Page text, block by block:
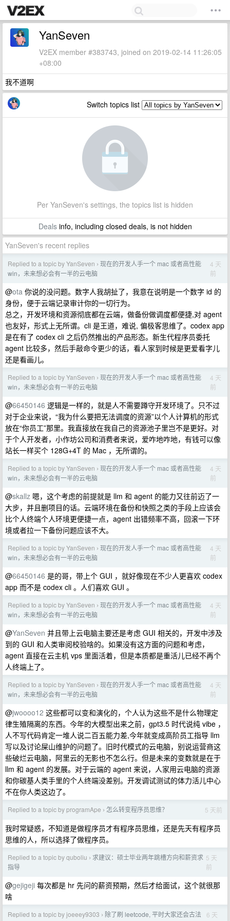
YanSeven
V2EX member #383743, joined on 2019-02-14 11:26:05
+08:00
我不道啊
Switch topics list
Per YanSeven's settings, the topics list is hidden
Dealsinfo, including closed deals, is not hidden
YanSeven's recent replies
Replied to a topic by YanSeven › 现在的开发人手一个 mac 或者高性能
win，未来想必会有一半的云电脑
4 天
前
@ota 你说的没问题。数字人我胡扯了，我意在说明是一个数字 id 的
身份，便于云端记录审计你的一切行为。
总之，开发环境和资源彻底都在云端，做备份做调度都便捷,对 agent
也友好，形式上无所谓。cli 是王道，难说, 偏极客思维了。codex app
是在有了 codex cli 之后仍然推出的产品形态。新生代程序员委托
agent 比较多，然后手敲命令更少的话，看人家到时候是更爱看字儿
还是看画儿。
Replied to a topic by YanSeven › 现在的开发人手一个 mac 或者高性能
win，未来想必会有一半的云电脑
4 天
前
@66450146 逻辑是一样的，就是人不需要蹲守开发环境了。只不过
对于企业来说，“我为什么要把无法调度的资源”以个人计算机的形式
放在“你员工”那里。我直接放在我自己的资源池子里岂不是更好。对
于个人开发者，小作坊公司和消费者来说，爱咋地咋地，有钱可以像
站长一样买个 128G+4T 的 Mac ，无所谓的。
Replied to a topic by YanSeven › 现在的开发人手一个 mac 或者高性能
win，未来想必会有一半的云电脑
4 天
前
@skallz 嗯，这个考虑的前提就是 llm 和 agent 的能力又往前迈了一
大步，并且删项目的话。云端环境在备份和快照之类的手段上应该会
比个人终端个人环境更便捷一点，agent 出错频率不高，回滚一下环
境或者拉一下备份问题应该不大。
Replied to a topic by YanSeven › 现在的开发人手一个 mac 或者高性能
win，未来想必会有一半的云电脑
4 天
前
@66450146 是的哥，带上个 GUI ，就好像现在不少人更喜欢 codex
app 而不是 codex cli 。人们喜欢 GUI 。
Replied to a topic by YanSeven › 现在的开发人手一个 mac 或者高性能
win，未来想必会有一半的云电脑
4 天
前
@YanSeven 并且带上云电脑主要还是考虑 GUI 相关的，开发中涉及
到的 GUI 和人类审阅校验啥的。如果没有这方面的问题和考虑，
agent 直接在云主机 vps 里面活着，但是本质都是重活儿已经不再个
人终端上了。
Replied to a topic by YanSeven › 现在的开发人手一个 mac 或者高性能
win，未来想必会有一半的云电脑
4 天
前
@jwoooo12 这些都可以变和演化的，个人认为这些不是什么物理定
律生殖隔离的东西。今年的大模型出来之前，gpt3.5 时代说纯 vibe ，
人不写代码肯定一堆人说二百五能力差,今年就变成高阶员工指导 llm
写以及讨论屎山维护的问题了。旧时代模式的云电脑，别说运营商这
些破烂云电脑，阿里云的无影也不怎么行。但是未来的变数就是在于
llm 和 agent 的发展。对于云端的 agent 来说，人家用云电脑的资源
和你碳基人类手里的个人终端没差别。开发调试测试的体力活儿中心
不在你人类这边了。
Replied to a topic by programApe › 怎么转变程序员思维？ 5 天前
我时常疑惑，不知道是做程序员才有程序员思维，还是先天有程序员
思维的人，所以选择了做程序员。
Replied to a topic by quboliu › 求建议：硕士毕业两年跳槽方向和薪资求
指导
5 天
前
@gejigeji 每次都是 hr 先问的薪资预期，然后才给面试，这个就很那
啥
Replied to a topic by joeeey9303 › 除了刷 leetcode, 平时大家还会古法
6 天